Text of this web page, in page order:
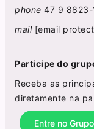
phone 47 9 8823-
mail [email
Participe do
Receba as
diretamente na
Entre no Grupo